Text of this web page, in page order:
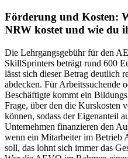
Förderung und Kosten:
NRW kostet und wie du
Die Lehrgangsgebühr für den
SkillSprinters beträgt rund 600
lässt sich dieser Betrag deutlich
abdecken. Für Arbeitssuchende
Beschäftigte kommt ein
Frage, über den die Kurskosten
können, sodass der Eigenanteil
Unternehmen finanzieren den
wenn ein Mitarbeiter im Betrieb
soll, das lohnt sich immer das